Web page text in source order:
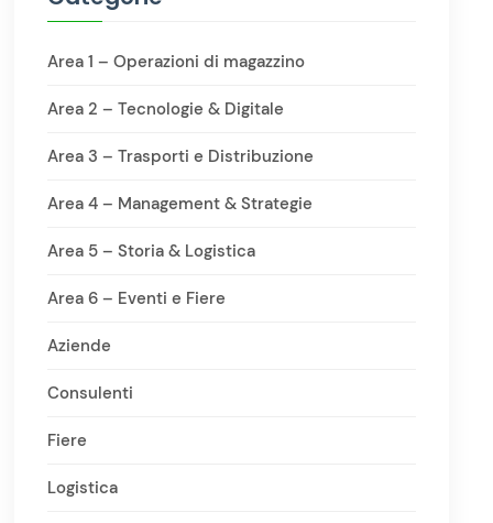
Area 1 – Operazioni di magazzino
Area 2 – Tecnologie & Digitale
Area 3 – Trasporti e Distribuzione
Area 4 – Management & Strategie
Area 5 – Storia & Logistica
Area 6 – Eventi e Fiere
Aziende
Consulenti
Fiere
Logistica